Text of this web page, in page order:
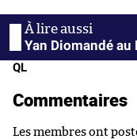
Yan Diomandé au
QL
Commentaires
Les membres ont